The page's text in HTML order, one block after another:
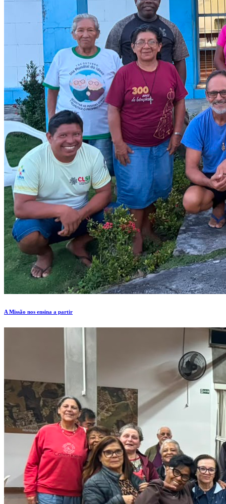
A Missão nos ensina a partir